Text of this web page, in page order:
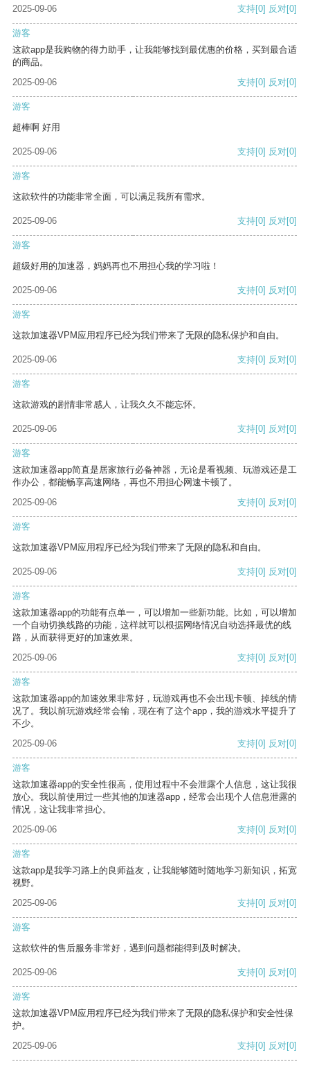
2025-09-06 支持[0] 反对[0]
游客
这款app是我购物的得力助手，让我能够找到最优惠的价格，买到最合适
的商品。
2025-09-06
支持[0] 反对[0]
游客
超棒啊 好用
2025-09-06 支持[0] 反对[0]
游客
这款软件的功能非常全面，可以满足我所有需求。
2025-09-06 支持[0] 反对[0]
游客
超级好用的加速器，妈妈再也不用担心我的学习啦！
2025-09-06 支持[0] 反对[0]
游客
这款加速器VPM应用程序已经为我们带来了无限的隐私保护和自由。
2025-09-06 支持[0] 反对[0]
游客
这款游戏的剧情非常感人，让我久久不能忘怀。
2025-09-06 支持[0] 反对[0]
游客
这款加速器app简直是居家旅行必备神器，无论是看视频、玩游戏还是工
作办公，都能畅享高速网络，再也不用担心网速卡顿了。
2025-09-06
支持[0] 反对[0]
游客
这款加速器VPM应用程序已经为我们带来了无限的隐私和自由。
2025-09-06 支持[0] 反对[0]
游客
这款加速器app的功能有点单一，可以增加一些新功能。比如，可以增加
一个自动切换线路的功能，这样就可以根据网络情况自动选择最优的线
路，从而获得更好的加速效果。
2025-09-06
支持[0] 反对[0]
游客
这款加速器app的加速效果非常好，玩游戏再也不会出现卡顿、掉线的情
况了。我以前玩游戏经常会输，现在有了这个app，我的游戏水平提升了
不少。
2025-09-06
支持[0] 反对[0]
游客
这款加速器app的安全性很高，使用过程中不会泄露个人信息，这让我很
放心。我以前使用过一些其他的加速器app，经常会出现个人信息泄露的
情况，这让我非常担心。
2025-09-06
支持[0] 反对[0]
游客
这款app是我学习路上的良师益友，让我能够随时随地学习新知识，拓宽
视野。
2025-09-06
支持[0] 反对[0]
游客
这款软件的售后服务非常好，遇到问题都能得到及时解决。
2025-09-06 支持[0] 反对[0]
游客
这款加速器VPM应用程序已经为我们带来了无限的隐私保护和安全性保
护。
2025-09-06
支持[0] 反对[0]